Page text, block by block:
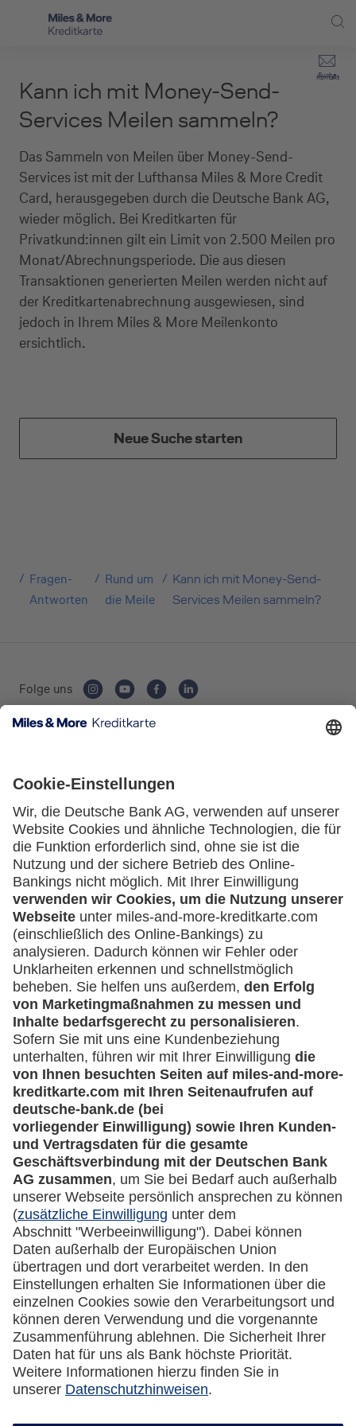
Direkt zur Suche (Enter drücken)
Kontakt
Suche
Selbstständige
Service
Schritt für Schritt zur neuen Karte
Kreditkarte empfehlen
Kreditkarten-Banking
Kreditkarte beantragen
Kann ich mit Money-Send-
Services Meilen sammeln?
Das Sammeln von Meilen über Money-Send-
Services ist mit der Lufthansa Miles & More Credit
Card, herausgegeben durch die Deutsche Bank AG,
wieder möglich. Bei Kreditkarten für
Privatkund:innen gilt ein Limit von 2.500 Meilen pro
Monat/Abrechnungsperiode. Die aus diesen
Transaktionen generierten Meilen werden nicht auf
der Kreditkartenabrechnung ausgewiesen, sind
jedoch in Ihrem Miles & More Meilenkonto
ersichtlich.
Neue Suche starten
Fragen-
Antworten
Rund um
die Meile
Kann ich mit Money-Send-
Services Meilen sammeln?
Folge uns
Service
Häufige Fragen
Downloadcenter
Kontakt
Mehr
Kreditkarten-Banking
miles-and-more.com
lufthansa.com
Rechtliches
Impressum
Datenschutz
Cookie Einstellungen
Vertrag widerrufen
Kreditkarten für Ihr Unternehmen beantragen?
Über die Auswahl gelangen Sie direkt in den
Selbstständige
(z.B. Gewerbetreibender, Handwerker,
Freiberufler)
Unternehmen
(z.B. e.K., Personengesellschaft (inkl. GbR),
GmbH)